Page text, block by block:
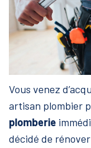
Vous venez
artisan plombier
plomberie
décidé de